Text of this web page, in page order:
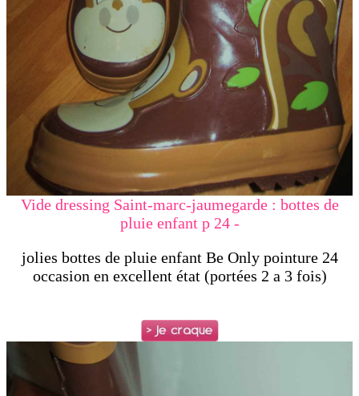
Vide dressing Saint-marc-jaumegarde : bottes de
pluie enfant p 24 -
jolies bottes de pluie enfant Be Only pointure 24
occasion en excellent état (portées 2 a 3 fois)